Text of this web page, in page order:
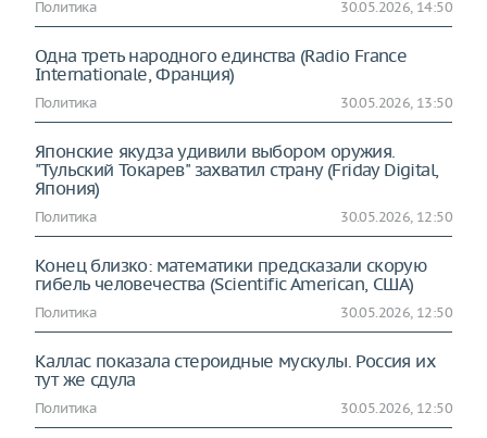
Политика 30.05.2026, 14:50
Одна треть народного единства (Radio France
Internationale, Франция)
Политика 30.05.2026, 13:50
Японские якудза удивили выбором оружия.
"Тульский Токарев" захватил страну (Friday Digital,
Япония)
Политика 30.05.2026, 12:50
Конец близко: математики предсказали скорую
гибель человечества (Scientific American, США)
Политика 30.05.2026, 12:50
Каллас показала стероидные мускулы. Россия их
тут же сдула
Политика 30.05.2026, 12:50